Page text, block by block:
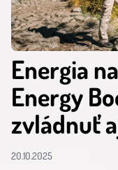
Energia
Energy
zvládnuť
20.10.2025